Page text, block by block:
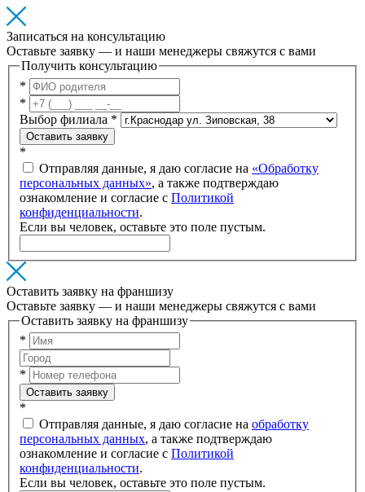
Записаться на консультацию
Оставьте заявку — и наши менеджеры свяжутся с вами
Получить консультацию
*
*
Выбор филиала *
Оставить заявку
*
Отправляя данные, я даю согласие на «Обработку
персональных данных», а также подтверждаю
ознакомление и согласие с Политикой
конфиденциальности.
Если вы человек, оставьте это поле пустым.
Оставить заявку на франшизу
Оставьте заявку — и наши менеджеры свяжутся с вами
Оставить заявку на франшизу
*
*
Оставить заявку
*
Отправляя данные, я даю согласие на обработку
персональных данных, а также подтверждаю
ознакомление и согласие с Политикой
конфиденциальности.
Если вы человек, оставьте это поле пустым.